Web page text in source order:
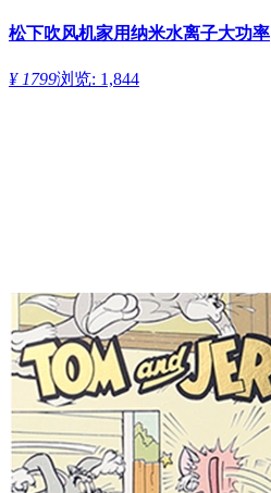
松下吹风机家用纳米水离子大功率
¥ 1799浏览: 1,844